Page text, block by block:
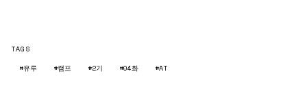
TAGS
#유루
#캠프 #2기 #04화 #AT